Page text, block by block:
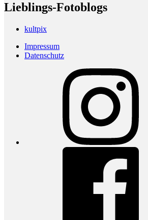
Lieblings-Fotoblogs
kultpix
Impressum
Datenschutz